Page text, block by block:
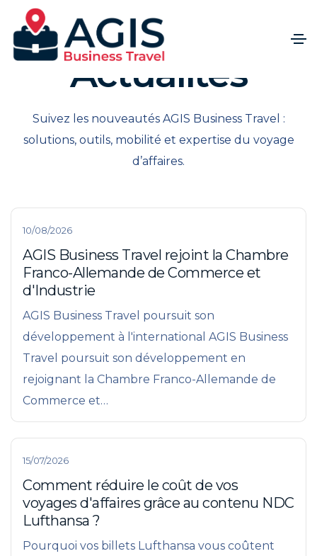
Actualités
Suivez les nouveautés AGIS Business Travel :
solutions, outils, mobilité et expertise du voyage
d’affaires.
10/08/2026
AGIS Business Travel rejoint la Chambre
Franco-Allemande de Commerce et
d'Industrie
AGIS Business Travel poursuit son
développement à l'international AGIS Business
Travel poursuit son développement en
rejoignant la Chambre Franco-Allemande de
Commerce et…
15/07/2026
Comment réduire le coût de vos
voyages d'affaires grâce au contenu NDC
Lufthansa ?
Pourquoi vos billets Lufthansa vous coûtent